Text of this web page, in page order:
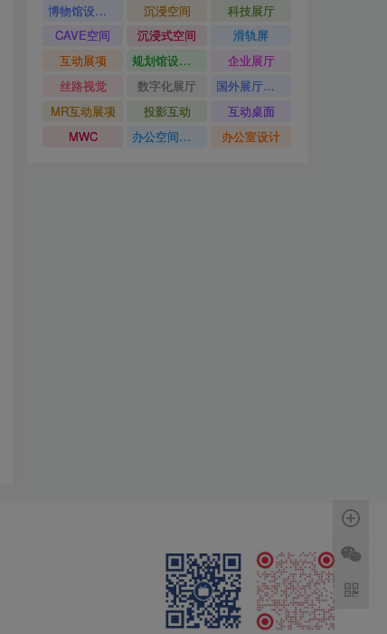
博物馆设计方案 沉浸空间
科技展厅
CAVE空间
沉浸式空间
滑轨屏
互动展项
规划馆设计方案
企业展厅
丝路视觉
数字化展厅
国外展厅案例
MR互动展项
投影互动
互动桌面
MWC
办公空间设计 办公室设计